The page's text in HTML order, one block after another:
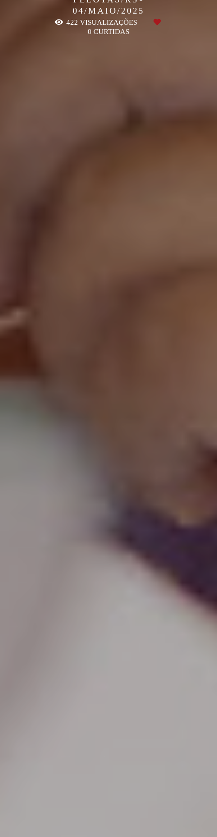
04/MAIO/2025
422 VISUALIZAÇÕES
0 CURTIDAS